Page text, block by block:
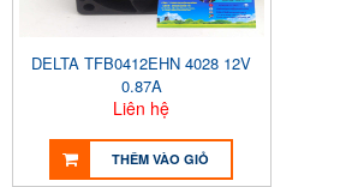
DELTA TFB0412EHN 4028 12V
0.87A
Liên hệ
THÊM VÀO GIỎ